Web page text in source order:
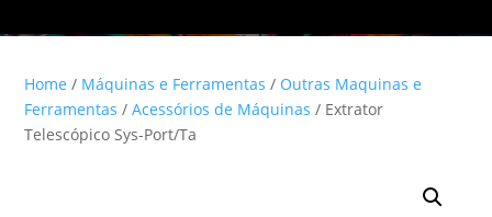
Home / Máquinas e Ferramentas / Outras Maquinas e
Ferramentas /Acessórios de Máquinas / Extrator
Telescópico Sys-Port/Ta